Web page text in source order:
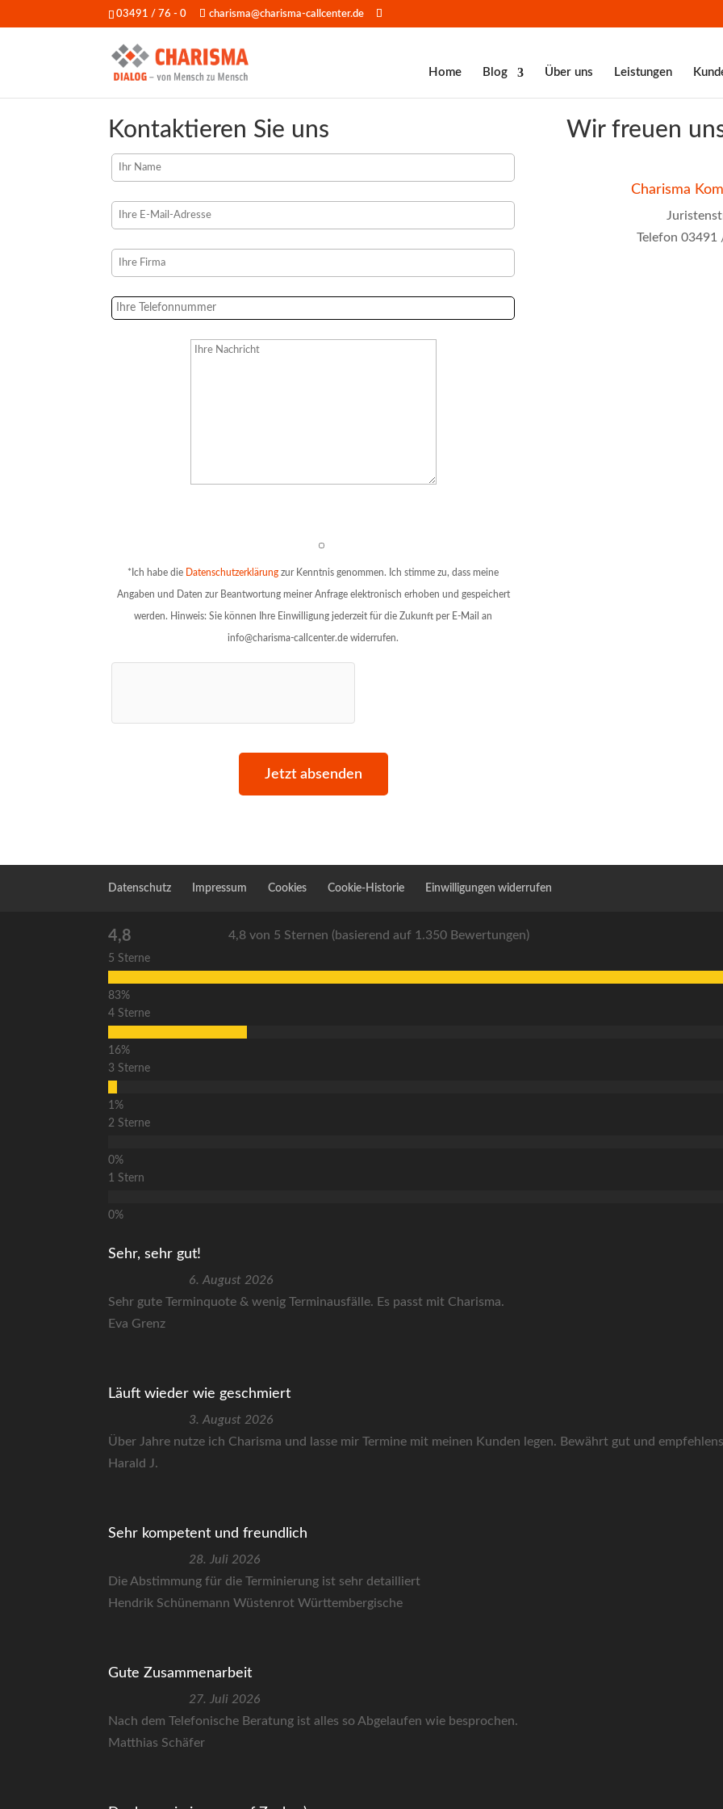
03491 / 76 - 0 charisma@charisma-callcenter.de
Home Blog Über uns Leistungen
Kontaktieren Sie uns
*Ich habe die Datenschutzerklärung zur Kenntnis genommen. Ich stimme zu, dass meine
Angaben und Daten zur Beantwortung meiner Anfrage elektronisch erhoben und gespeichert
werden. Hinweis: Sie können Ihre Einwilligung jederzeit für die Zukunft per E-Mail an
info@charisma-callcenter.de widerrufen.
Wir freuen
Charisma
Telefon 03491
Datenschutz Impressum Cookies Cookie-Historie Einwilligungen widerrufen
4,8 4,8 von 5 Sternen (basierend auf 1.350 Bewertungen)
5 Sterne
4 Sterne
3 Sterne
2 Sterne
1 Stern
Sehr, sehr gut!
6. August 2026
Sehr gute Terminquote & wenig Terminausfälle. Es passt mit Charisma.
Eva Grenz
Läuft wieder wie geschmiert
3. August 2026
Über Jahre nutze ich Charisma und lasse mir Termine mit meinen Kunden legen. Bewährt gut und
Harald J.
Sehr kompetent und freundlich
28. Juli 2026
Die Abstimmung für die Terminierung ist sehr detailliert
Hendrik Schünemann Wüstenrot Württembergische
Gute Zusammenarbeit
27. Juli 2026
Nach dem Telefonische Beratung ist alles so Abgelaufen wie besprochen.
Matthias Schäfer